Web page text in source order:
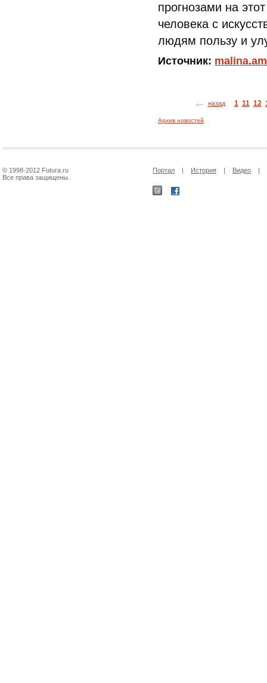
прогнозами на
человека с
людям пользу и
Источник: malina.am
назад 1 11 12
Архив новостей
© 1998-2012 Futura.ru
Все права защищены.
Портал | История | Видео |